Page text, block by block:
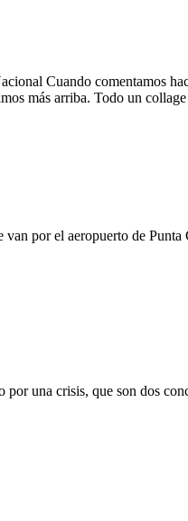
Cuando comentamos
más arriba. Todo un
van por el aeropuerto de
por una crisis, que son dos